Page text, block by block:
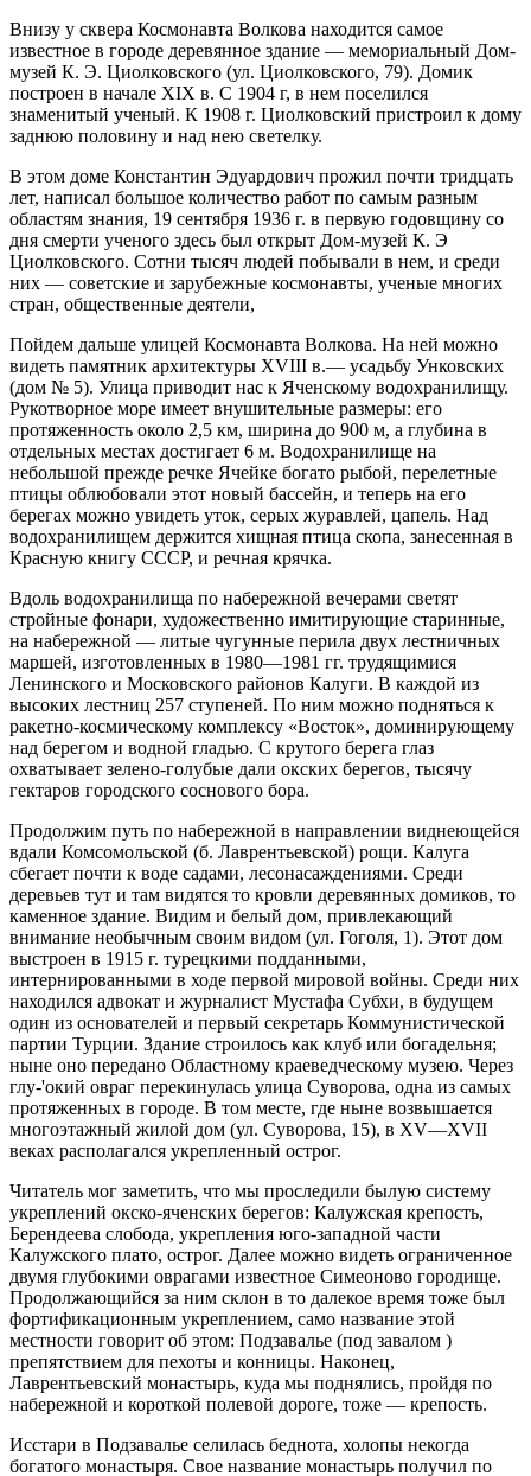
Внизу у сквера Космонавта Волкова находится самое
известное в городе деревянное здание — мемориальный Дом-
музей К. Э. Циолковского (ул. Циолковского, 79). Домик
построен в начале XIX в. С 1904 г, в нем поселился
знаменитый ученый. К 1908 г. Циолковский пристроил к дому
заднюю половину и над нею светелку.
В этом доме Константин Эдуардович прожил почти тридцать
лет, написал большое количество работ по самым разным
областям знания, 19 сентября 1936 г. в первую годовщину со
дня смерти ученого здесь был открыт Дом-музей К. Э
Циолковского. Сотни тысяч людей побывали в нем, и среди
них — советские и зарубежные космонавты, ученые многих
стран, общественные деятели,
Пойдем дальше улицей Космонавта Волкова. На ней можно
видеть памятник архитектуры XVIII в.— усадьбу Унковских
(дом № 5). Улица приводит нас к Яченскому водохранилищу.
Рукотворное море имеет внушительные размеры: его
протяженность около 2,5 км, ширина до 900 м, а глубина в
отдельных местах достигает 6 м. Водохранилище на
небольшой прежде речке Ячейке богато рыбой, перелетные
птицы облюбовали этот новый бассейн, и теперь на его
берегах можно увидеть уток, серых журавлей, цапель. Над
водохранилищем держится хищная птица скопа, занесенная в
Красную книгу СССР, и речная крячка.
Вдоль водохранилища по набережной вечерами светят
стройные фонари, художественно имитирующие старинные,
на набережной — литые чугунные перила двух лестничных
маршей, изготовленных в 1980—1981 гг. трудящимися
Ленинского и Московского районов Калуги. В каждой из
высоких лестниц 257 ступеней. По ним можно подняться к
ракетно-космическому комплексу «Восток», доминирующему
над берегом и водной гладью. С крутого берега глаз
охватывает зелено-голубые дали окских берегов, тысячу
гектаров городского соснового бора.
Продолжим путь по набережной в направлении виднеющейся
вдали Комсомольской (б. Лаврентьевской) рощи. Калуга
сбегает почти к воде садами, лесонасаждениями. Среди
деревьев тут и там видятся то кровли деревянных домиков, то
каменное здание. Видим и белый дом, привлекающий
внимание необычным своим видом (ул. Гоголя, 1). Этот дом
выстроен в 1915 г. турецкими подданными,
интернированными в ходе первой мировой войны. Среди них
находился адвокат и журналист Мустафа Субхи, в будущем
один из основателей и первый секретарь Коммунистической
партии Турции. Здание строилось как клуб или богадельня;
ныне оно передано Областному краеведческому музею. Через
глу-'окий овраг перекинулась улица Суворова, одна из самых
протяженных в городе. В том месте, где ныне возвышается
многоэтажный жилой дом (ул. Суворова, 15), в XV—XVII
веках располагался укрепленный острог.
Читатель мог заметить, что мы проследили былую систему
укреплений окско-яченских берегов: Калужская крепость,
Берендеева слобода, укрепления юго-западной части
Калужского плато, острог. Далее можно видеть ограниченное
двумя глубокими оврагами известное Симеоново городище.
Продолжающийся за ним склон в то далекое время тоже был
фортификационным укреплением, само название этой
местности говорит об этом: Подзавалье (под завалом )
препятствием для пехоты и конницы. Наконец,
Лаврентьевский монастырь, куда мы поднялись, пройдя по
набережной и короткой полевой дороге, тоже — крепость.
Исстари в Подзавалье селилась беднота, холопы некогда
богатого монастыря. Свое название монастырь получил по